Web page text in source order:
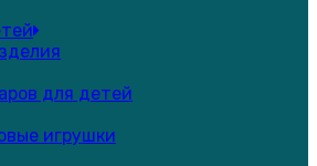
для детей
игрушки